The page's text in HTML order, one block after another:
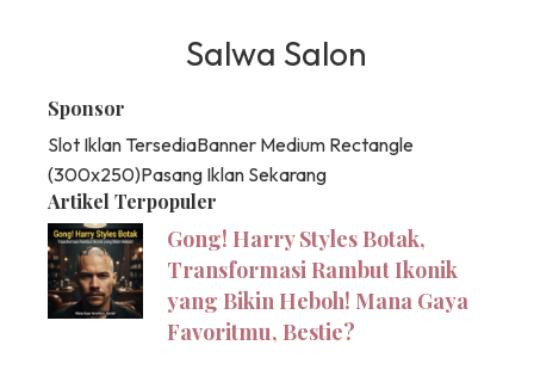
Salwa Salon
Sponsor
Slot Iklan TersediaBanner Medium Rectangle
(300x250)Pasang Iklan Sekarang
Artikel Terpopuler
Gong! Harry Styles Botak,
Transformasi Rambut Ikonik
yang Bikin Heboh! Mana Gaya
Favoritmu, Bestie?